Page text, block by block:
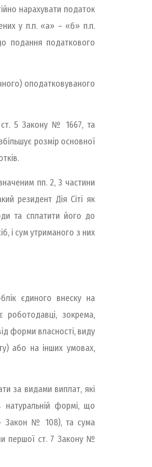
нарахувати податок
у п.п. «а» – «б» п.п.
подання податкового
оподатковуваного
ст. 5 Закону № 1667, та
розмір основної
пп. 2, 3 частини
резидент Дія Сіті як
та сплатити його до
і сум утриманого з них
єдиного внеску на
зокрема,
форми власності, виду
або на інших умовах,
за видами виплат, які
натуральній формі, що
Закон № 108), та сума
першої ст. 7 Закону №